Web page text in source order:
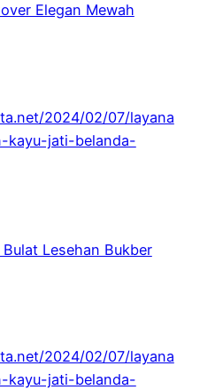
Elegan Mewah
2024/02/07/layana
kayu-jati-belanda-
Lesehan Bukber
2024/02/07/layana
kayu-jati-belanda-